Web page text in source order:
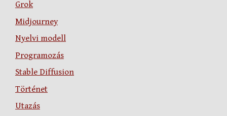
Grok
Midjourney
Nyelvi modell
Programozás
Stable Diffusion
Történet
Utazás